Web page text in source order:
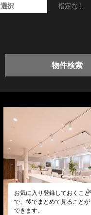
選択 指定なし
物件検索
お気に入り登録しておくこと
で、後でまとめて見ることが
できます。